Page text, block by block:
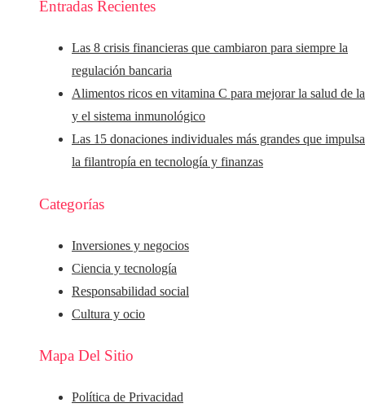
Entradas Recientes
Las 8 crisis financieras que cambiaron para siempre la
regulación bancaria
Alimentos ricos en vitamina C para mejorar la salud de
y el sistema inmunológico
Las 15 donaciones individuales más grandes que
la filantropía en tecnología y finanzas
Categorías
Inversiones y negocios
Ciencia y tecnología
Responsabilidad social
Cultura y ocio
Mapa Del Sitio
Política de Privacidad